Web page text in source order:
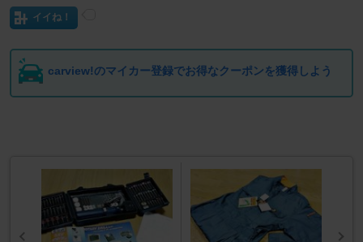
イイね！
carview!のマイカー登録でお得なクーポンを獲得しよう